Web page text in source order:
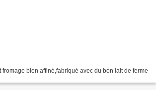
bien affiné,fabriqué avec du bon lait de ferme